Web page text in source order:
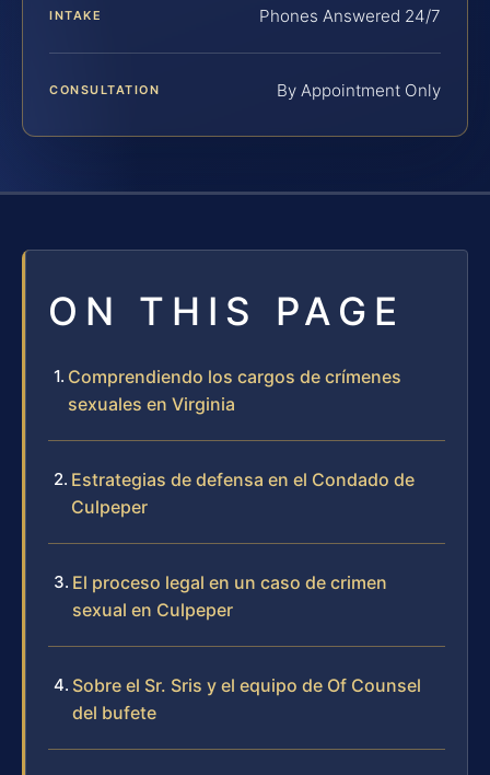
INTAKE Phones Answered 24/7
CONSULTATION By Appointment Only
ON THIS PAGE
Comprendiendo los cargos de crímenes
sexuales en Virginia
Estrategias de defensa en el Condado de
Culpeper
El proceso legal en un caso de crimen
sexual en Culpeper
Sobre el Sr. Sris y el equipo de Of Counsel
del bufete